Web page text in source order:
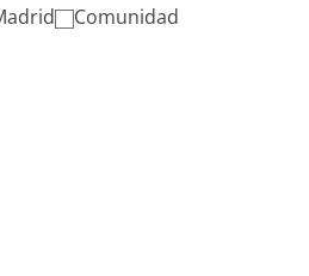
Comunidad